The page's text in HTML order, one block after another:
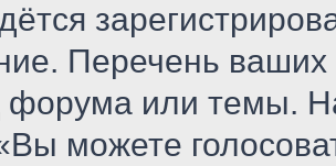
Перечень ваших
форума или темы.
можете